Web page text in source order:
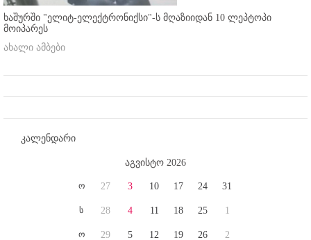
ხაშურში "ელიტ-ელექტრონიქსი"-ს მღაზიიდან 10 ლეპტოპი
მოიპარეს
ახალი ამბები
კალენდარი
აგვისტო 2026
ო
ს
ო
27
28
29
3
4
5
10
11
12
17
18
19
24
25
26
31
1
2